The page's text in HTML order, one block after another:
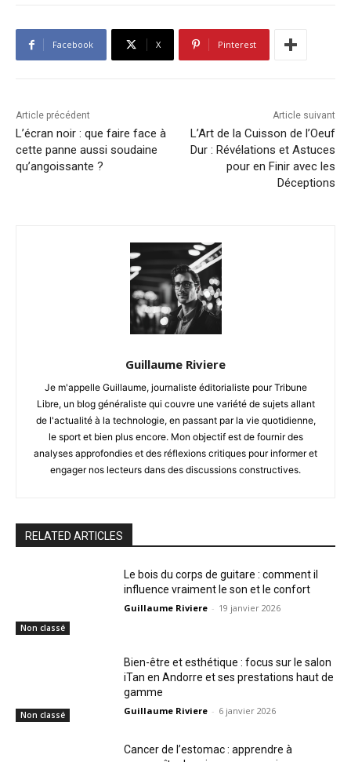
Facebook X Pinterest
Article précédent
L’écran noir : que faire face à
cette panne aussi soudaine
qu’angoissante ?
Article suivant
L’Art de la Cuisson de l’Oeuf
Dur : Révélations et Astuces
pour en Finir avec les
Déceptions
Guillaume Riviere
Je m'appelle Guillaume, journaliste éditorialiste pour Tribune
Libre, un blog généraliste qui couvre une variété de sujets allant
de l'actualité à la technologie, en passant par la vie quotidienne,
le sport et bien plus encore. Mon objectif est de fournir des
analyses approfondies et des réflexions critiques pour informer et
engager nos lecteurs dans des discussions constructives.
RELATED ARTICLES
Non classé
Le bois du corps de guitare : comment il
influence vraiment le son et le confort
Guillaume Riviere - 19 janvier 2026
Non classé
Bien-être et esthétique : focus sur le salon
iTan en Andorre et ses prestations haut de
gamme
Guillaume Riviere - 6 janvier 2026
Cancer de l’estomac : apprendre à